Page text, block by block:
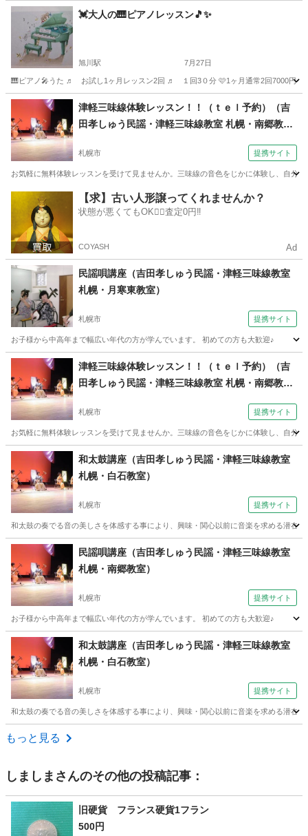
北海道 旭川市 旭川駅 ピアノ ピアノレッスン
💓大人の🎹ピアノレッスン🎵✨️
旭川駅 7月27日
🎹ピアノ🎤うた ♬ お試し1ヶ月レッスン2回 ♬ １回3０分 🩷1ヶ月通常2回7000
北海道 旭川市 旭川駅 ピアノ ピアノレッスン
津軽三味線体験レッスン！！（ｔｅｌ予約）（吉
田孝しゅう民謡・津軽三味線教室 札幌・南郷教
札幌市 提携サイト
お気軽に無料体験レッスンを受けて見ませんか。三味線の音色をじかに体験し、自分
三味線
【求】古い人形譲ってくれませんか？
状態が悪くてもOK🙆‍♀️査定0円‼️
COYASH Ad
民謡唄講座（吉田孝しゅう民謡・津軽三味線教室
札幌・月寒東教室）
札幌市 提携サイト
お子様から中高年まで幅広い年代の方が学んでいます。 初めての方も大歓迎♪
北海道 札幌市 その他
津軽三味線体験レッスン！！（ｔｅｌ予約）（吉
田孝しゅう民謡・津軽三味線教室 札幌・南郷教
札幌市 提携サイト
お気軽に無料体験レッスンを受けて見ませんか。三味線の音色をじかに体験し、自分
北海道 札幌市 三味線
和太鼓講座（吉田孝しゅう民謡・津軽三味線教室
札幌・白石教室）
札幌市 提携サイト
和太鼓の奏でる音の美しさを体感する事により、興味・関心以前に音楽を求める潜在
北海道 札幌市 和太鼓
民謡唄講座（吉田孝しゅう民謡・津軽三味線教室
札幌・南郷教室）
札幌市 提携サイト
お子様から中高年まで幅広い年代の方が学んでいます。 初めての方も大歓迎♪
北海道 札幌市 その他
和太鼓講座（吉田孝しゅう民謡・津軽三味線教室
札幌・白石教室）
札幌市 提携サイト
和太鼓の奏でる音の美しさを体感する事により、興味・関心以前に音楽を求める潜在
北海道 札幌市
もっと見る
しましま さんのその他の投稿記事：
旧硬貨 フランス硬貨1フラン
500円